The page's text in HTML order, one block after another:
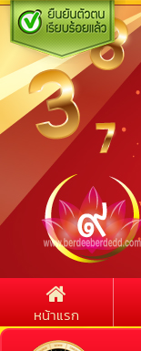
หน้าแรก